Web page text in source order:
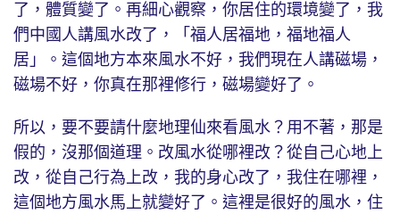
了，體質變了。再細心觀察，你居住的環境變了，我
們中國人講風水改了，「福人居福地，福地福人
居」。這個地方本來風水不好，我們現在人講磁場，
磁場不好，你真在那裡修行，磁場變好了。
所以，要不要請什麼地理仙來看風水？用不著，那是
假的，沒那個道理。改風水從哪裡改？從自己心地上
改，從自己行為上改，我的身心改了，我住在哪裡，
這個地方風水馬上就變好了。這裡是很好的風水，住